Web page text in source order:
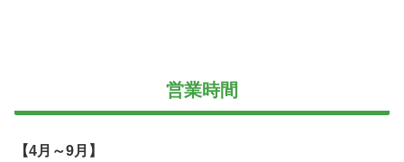
営業時間
【4月～9月】